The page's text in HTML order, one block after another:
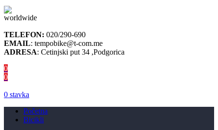
TELEFON: 020/290-690
EMAIL: tempobike@t-com.me
ADRESA: Cetinjski put 34 ,Podgorica
0
0
0 stavka
Početna
Bicikli